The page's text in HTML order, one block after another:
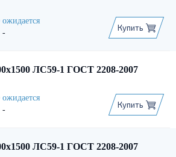
ожидается
-
Купить
ЛС59-1 ГОСТ 2208-2007
ожидается
-
Купить
ЛС59-1 ГОСТ 2208-2007